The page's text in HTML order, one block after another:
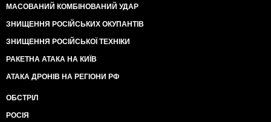
МАСОВАНИЙ КОМБІНОВАНИЙ УДАР
ЗНИЩЕННЯ РОСІЙСЬКИХ ОКУПАНТІВ
ЗНИЩЕННЯ РОСІЙСЬКОЇ ТЕХНІКИ
РАКЕТНА АТАКА НА КИЇВ
АТАКА ДРОНІВ НА РЕГІОНИ РФ
ОБСТРІЛ
РОСІЯ